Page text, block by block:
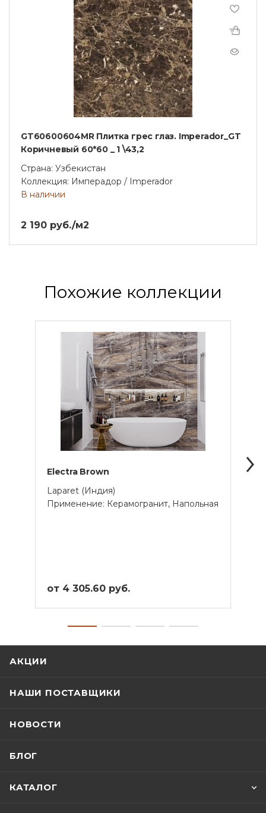
GT60600604MR Плитка грес глаз. Imperador_GT
Коричневый 60*60 _ 1 \43,2
Страна: Узбекистан
Коллекция: Имперадор / Imperador
В наличии
2 190 руб./м2
Похожие коллекции
Electra Brown
Laparet (Индия)
Применение: Керамогранит, Напольная
от 4 305.60 руб.
АКЦИИ
НАШИ ПОСТАВЩИКИ
НОВОСТИ
БЛОГ
КАТАЛОГ